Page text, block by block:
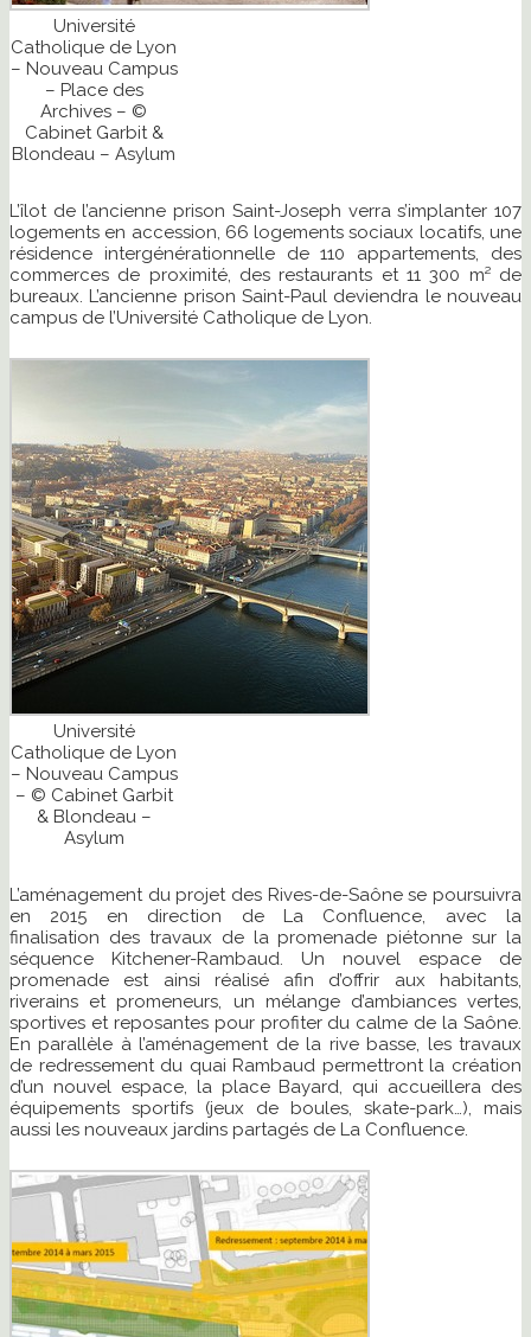
Université
Catholique de Lyon
– Nouveau Campus
– Place des
Archives – ©
Cabinet Garbit &
Blondeau – Asylum
L’îlot de l’ancienne prison Saint-Joseph verra s’implanter 107
logements en accession, 66 logements sociaux locatifs, une
résidence intergénérationnelle de 110 appartements, des
commerces de proximité, des restaurants et 11 300 m² de
bureaux. L’ancienne prison Saint-Paul deviendra le nouveau
campus de l’Université Catholique de Lyon.
Université
Catholique de Lyon
– Nouveau Campus
– © Cabinet Garbit
& Blondeau –
Asylum
L’aménagement du projet des Rives-de-Saône se poursuivra
en 2015 en direction de La Confluence, avec la
finalisation des travaux de la promenade piétonne sur la
séquence Kitchener-Rambaud. Un nouvel espace de
promenade est ainsi réalisé afin d’offrir aux habitants,
riverains et promeneurs, un mélange d’ambiances vertes,
sportives et reposantes pour profiter du calme de la Saône.
En parallèle à l’aménagement de la rive basse, les travaux
de redressement du quai Rambaud permettront la création
d’un nouvel espace, la place Bayard, qui accueillera des
équipements sportifs (jeux de boules, skate-park…), mais
aussi les nouveaux jardins partagés de La Confluence.